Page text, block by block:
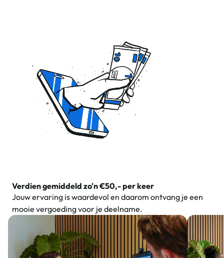
Verdien gemiddeld zo'n €50,- per keer
Jouw ervaring is waardevol en daarom ontvang je een
mooie vergoeding voor je deelname.